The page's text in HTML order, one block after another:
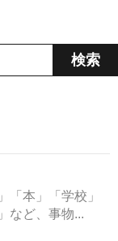
「本」「学校」
など、事物...